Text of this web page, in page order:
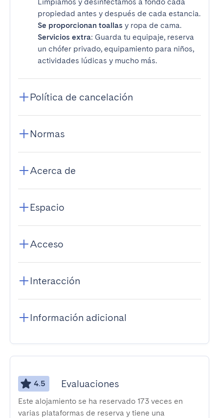
propiedad antes y después de cada estancia.
Se proporcionan toallas y ropa de cama.
Servicios extra: Guarda tu equipaje, reserva
un chófer privado, equipamiento para niños,
actividades lúdicas y mucho más.
Política de cancelación
Normas
Acerca de
Espacio
Acceso
Interacción
Información adicional
4.5 Evaluaciones
Este alojamiento se ha reservado 173 veces en
varias plataformas de reserva y tiene una